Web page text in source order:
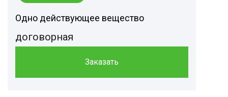
Одно действующее вещество
договорная
Заказать